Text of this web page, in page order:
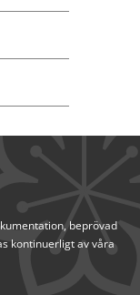
beprövad
kontinuerligt av våra